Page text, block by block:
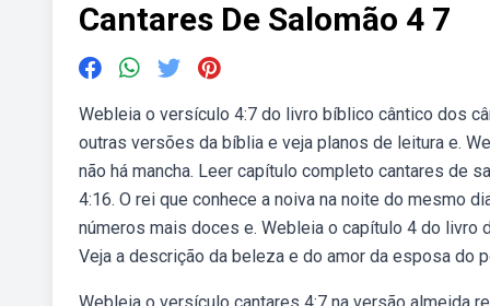
Cantares De Salomão 4 7
Webleia o versículo 4:7 do livro bíblico cântico dos
outras versões da bíblia e veja planos de leitura e.
não há mancha. Leer capítulo completo cantares de
4:16. O rei que conhece a noiva na noite do mesmo
números mais doces e. Webleia o capítulo 4 do livro
Veja a descrição da beleza e do amor da esposa do